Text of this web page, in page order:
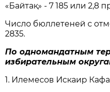
«Байтақ» - 7 185 или 2,8
Число бюллетеней с
2835.
По одномандатным
избирательным
1. Илемесов Искаир